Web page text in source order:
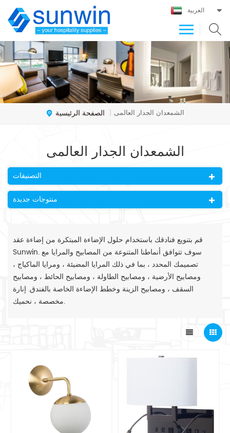
العربية
الصفحة الرئيسية | الشمعدان الجدار العالمى
الشمعدان الجدار العالمى
التصنيفات
منتوجات جديدة
قم بتنويع فنادقك باستخدام حلول الإضاءة المبتكرة من إضاءة عقد
Sunwin. سوف تتوافق أنماطنا المتنوعة من المصابيح والمرايا مع
تصميمك المحدد ، بما في ذلك المرايا المضيئة ، ومرايا الماكياج ،
ومصابيح الأرضية ، ومصابيح الطاولة ، ومصابيح الحائط ، ومصابيح
السقف ، ومصابيح الزينة وخطط الإضاءة الخاصة بالفندق. إنارة
مخصصة ، نحميك.